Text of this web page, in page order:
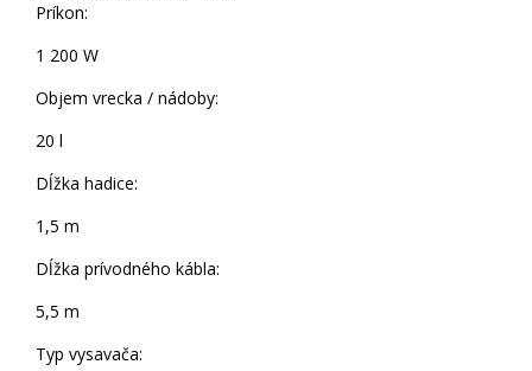
Príkon:
1 200 W
Objem vrecka / nádoby:
20 l
Dĺžka hadice:
1,5 m
Dĺžka prívodného kábla:
5,5 m
Typ vysavača: